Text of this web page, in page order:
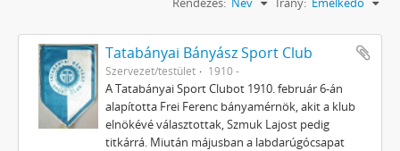
Tatabányai Bányász Sport Club
Szervezet/testület 1910 -
A Tatabányai Sport Clubot 1910. február 6-án
alapította Frei Ferenc bányamérnök, akit a klub
elnökévé választottak, Szmuk Lajost pedig
titkárrá. Miután májusban a labdarúgócsapat